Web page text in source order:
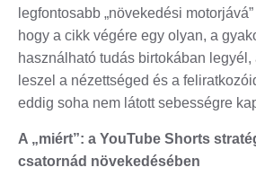
legfontosabb „növekedési
hogy a cikk végére egy olyan, a
használható tudás birtokában
leszel a nézettséged és a
eddig soha nem látott sebességre
A „miért”: a YouTube Shorts
csatornád növekedésében